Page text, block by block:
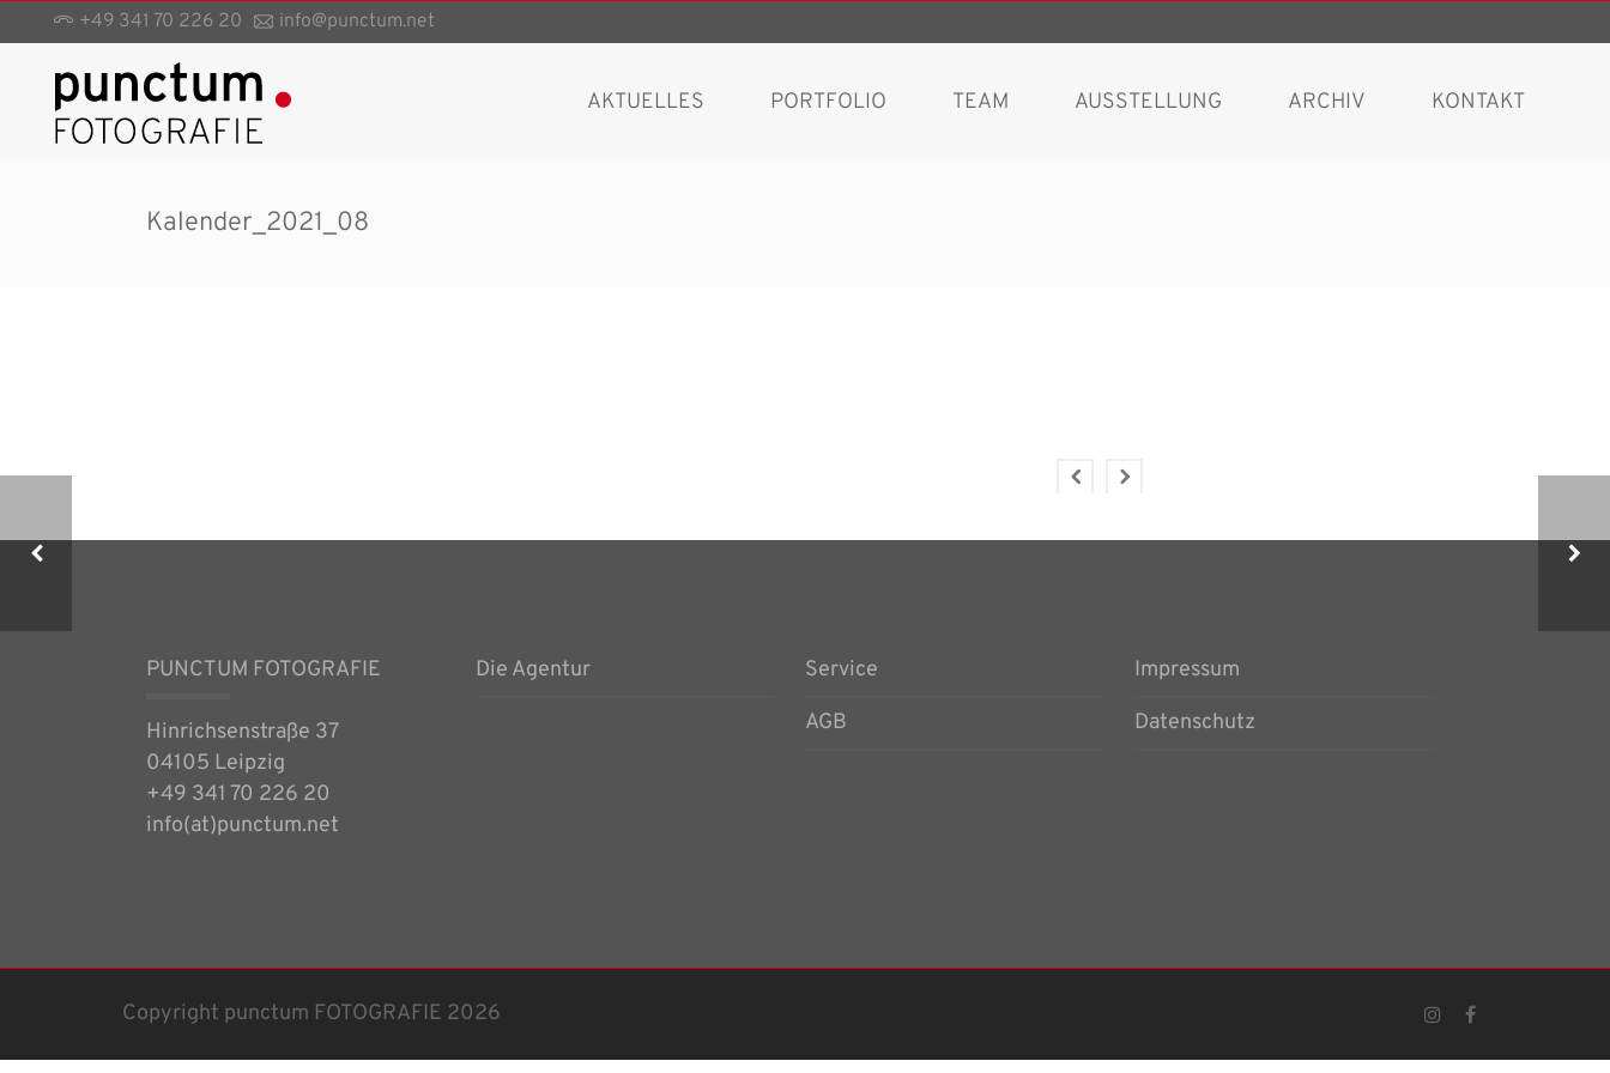
+49 341 70 226 20 info@punctum.net
AKTUELLES PORTFOLIO TEAM AUSSTELLUNG ARCHIV KONTAKT
Kalender_2021_08
PUNCTUM FOTOGRAFIE
Hinrichsenstraße 37
04105 Leipzig
+49 341 70 226 20
info(at)punctum.net
Die Agentur
Service
AGB
Impressum
Datenschutz
Copyright punctum FOTOGRAFIE 2026